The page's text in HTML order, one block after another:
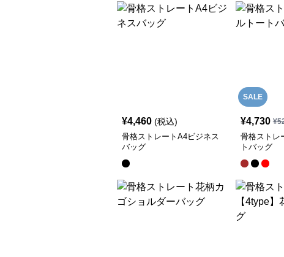
¥4,460 (税込)
骨格ストレートA4ビジネス
バッグ
SALE
¥4,730 ¥
骨格ストレ
トバッグ